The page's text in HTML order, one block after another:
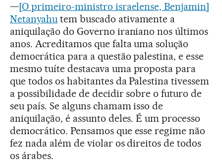
—[O primeiro-ministro israelense, Benjamin]
Netanyahutem buscado ativamente a
aniquilação do Governo iraniano nos últimos
anos. Acreditamos que falta uma solução
democrática para a questão palestina, e esse
mesmo tuíte destacava uma proposta para
que todos os habitantes da Palestina tivessem
a possibilidade de decidir sobre o futuro de
seu país. Se alguns chamam isso de
aniquilação, é assunto deles. É um processo
democrático. Pensamos que esse regime não
fez nada além de violar os direitos de todos
os árabes.